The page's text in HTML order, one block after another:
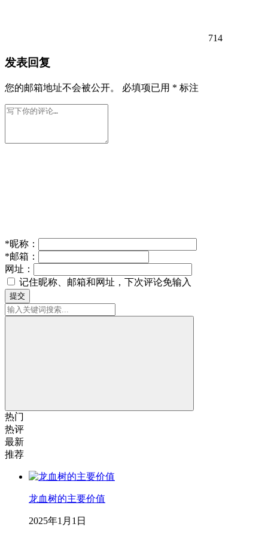
714
发表回复
您的邮箱地址不会被公开。 必填项已用 * 标注
*昵称：
*邮箱：
网址：
记住昵称、邮箱和网址，下次评论免输入
提交
热门
热评
最新
推荐
龙血树的主要价值
2025年1月1日